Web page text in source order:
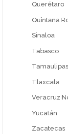
Querétaro
Quintana
Sinaloa
Tabasco
Tlaxcala
Veracruz
Yucatán
Zacatecas